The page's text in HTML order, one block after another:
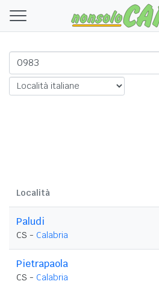
Località
Paludi
CS - Calabria
Pietrapaola
CS - Calabria